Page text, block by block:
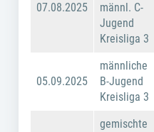
07.08.2025
männl. C-
Jugend
Kreisliga 3
05.09.2025
männliche
B-Jugend
Kreisliga 3
gemischte